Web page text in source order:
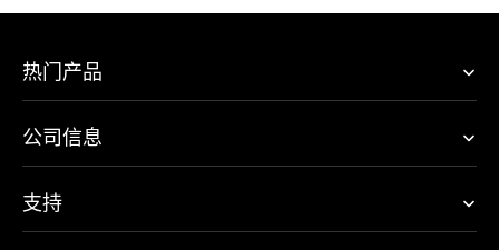
热门产品
公司信息
支持